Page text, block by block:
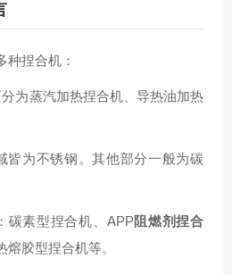
种捏合机：
分为蒸汽加热捏合机、导热油加热
皆为不锈钢。其他部分一般为碳
碳素型捏合机、APP阻燃剂捏合
胶型捏合机等。